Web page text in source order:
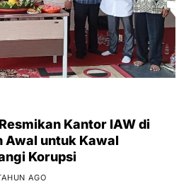
Kantor IAW di
Awal untuk Kawal
Korupsi
AGO